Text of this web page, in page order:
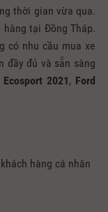
thời gian vừa qua.
tại Đồng Tháp.
có nhu cầu mua xe
đầy đủ và sẵn sàng
Ecosport 2021, Ford
hàng cá nhân